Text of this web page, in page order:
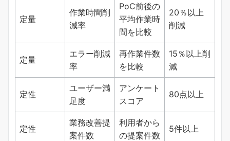
定量
作業時間削
減率
PoC前後の
平均作業時
間を比較
20％以上
削減
定量
エラー削減
率
再作業件数
を比較
15％以上削
減
定性
ユーザー満
足度
アンケート
スコア
80点以上
定性
業務改善提
案件数
利用者から
の提案件数
5件以上